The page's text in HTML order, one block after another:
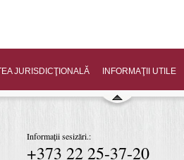
JURISDICŢIONALĂ INFORMAŢII UTILE
Informații sesizări.:
+373 22 25-37-20